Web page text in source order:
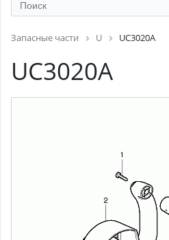
Запасные части U UC3020A
UC3020A